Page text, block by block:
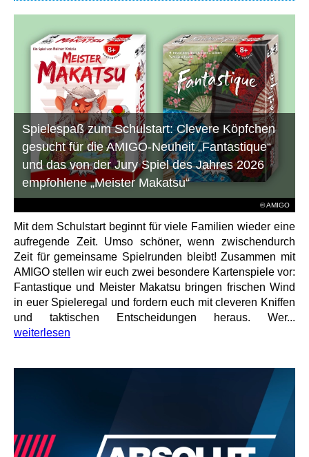
© AMIGO
Spielespaß zum Schulstart: Clevere Köpfchen
gesucht für die AMIGO-Neuheit „Fantastique“
und das von der Jury Spiel des Jahres 2026
empfohlene „Meister Makatsu“
Mit dem Schulstart beginnt für viele Familien wieder eine
aufregende Zeit. Umso schöner, wenn zwischendurch
Zeit für gemeinsame Spielrunden bleibt! Zusammen mit
AMIGO stellen wir euch zwei besondere Kartenspiele vor:
Fantastique und Meister Makatsu bringen frischen Wind
in euer Spieleregal und fordern euch mit cleveren Kniffen
und taktischen Entscheidungen heraus. Wer...
weiterlesen